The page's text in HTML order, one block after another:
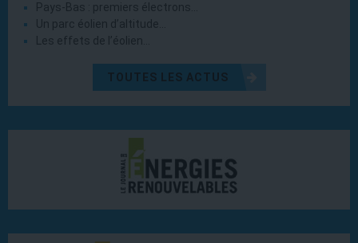
Pays-Bas : premiers électrons…
Un parc éolien d’altitude…
Les effets de l’éolien…
TOUTES LES ACTUS